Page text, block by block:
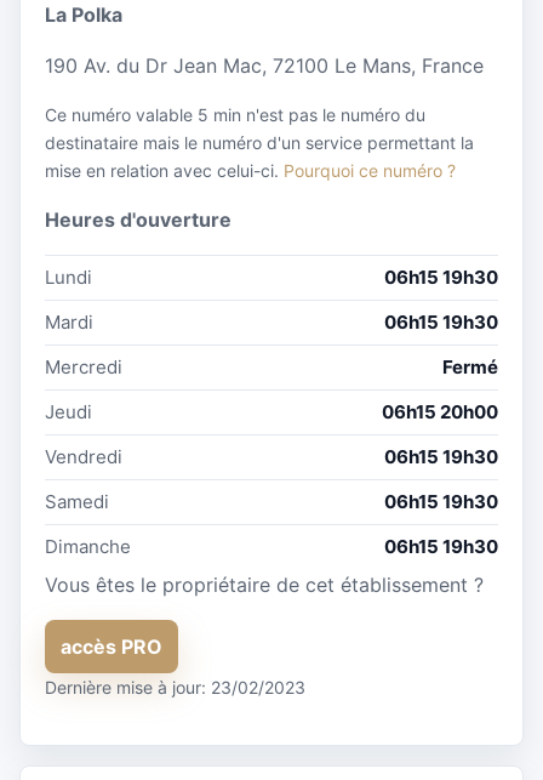
La Polka
190 Av. du Dr Jean Mac, 72100 Le Mans, France
Ce numéro valable 5 min n'est pas le numéro du
destinataire mais le numéro d'un service permettant la
mise en relation avec celui-ci. Pourquoi ce numéro ?
Heures d'ouverture
Lundi
06h15 19h30
Mardi
06h15 19h30
Mercredi
Fermé
Jeudi
06h15 20h00
Vendredi
06h15 19h30
Samedi
06h15 19h30
Dimanche
06h15 19h30
Vous êtes le propriétaire de cet établissement ?
accès PRO
Dernière mise à jour: 23/02/2023